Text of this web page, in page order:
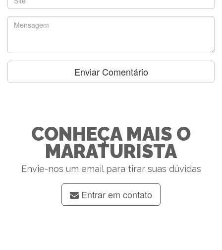
CONHEÇA MAIS O
MARATURISTA
Envie-nos um email para tirar suas dúvidas
Entrar em contato